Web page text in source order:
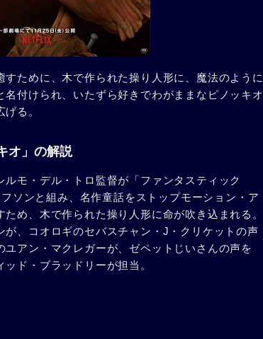
ために、木で作られた操り人形に、魔法のように
付けられ、いたずら好きでわがままなピノッキオ
る。
オ」の解説
ルモ・デル・トロ監督が「ファンタスティック
ソンと組み、名作童話をストップモーション・ア
め、木で作られた操り人形に命が吹き込まれる。
が、コオロギのセバスチャン・J・クリケットの声
アン・マクレガーが、ゼペットじいさんの声を
ド・ブラッドリーが担当。